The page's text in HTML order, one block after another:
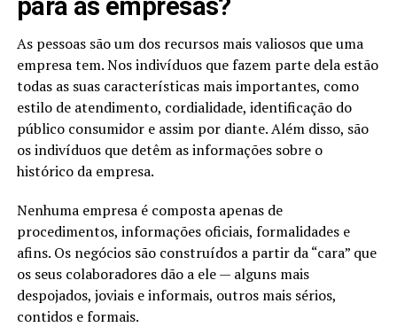
para as empresas?
As pessoas são um dos recursos mais valiosos que uma
empresa tem. Nos indivíduos que fazem parte dela estão
todas as suas características mais importantes, como
estilo de atendimento, cordialidade, identificação do
público consumidor e assim por diante. Além disso, são
os indivíduos que detêm as informações sobre o
histórico da empresa.
Nenhuma empresa é composta apenas de
procedimentos, informações oficiais, formalidades e
afins. Os negócios são construídos a partir da “cara” que
os seus colaboradores dão a ele — alguns mais
despojados, joviais e informais, outros mais sérios,
contidos e formais.